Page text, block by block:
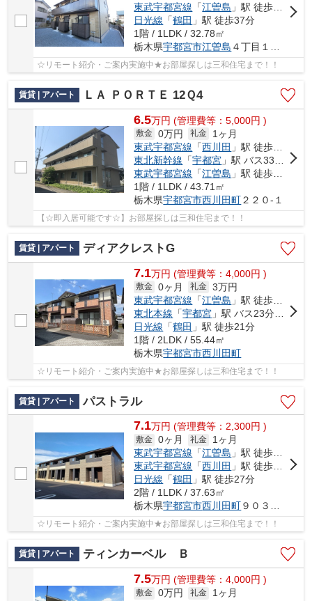
東武宇都宮線 「江曽島 」駅 徒歩18分
日光線 「鶴田 」駅 徒歩37分
1階 / 1LDK / 32.78㎡
栃木県宇都宮市江曽島 ４丁目１１３５-５
☆リモート紹介・ご案内実施中★お部屋探しは三和住宅まで！！
賃貸 | アパート ＬＡ ＰＯＲＴＥ 12Ｑ4
6.5万円 (管理費等：5,000円 )
敷金 0万円 礼金
1ヶ月
東武宇都宮線 「西川田 」駅 徒歩13分
東北新幹線 「宇都宮 」駅 バス33分 「西川田駅入口」 停歩17分
東武宇都宮線 「江曽島 」駅 徒歩35分
1階 / 1LDK / 43.71㎡
栃木県宇都宮市西川田町２２０-１
【☆即入居可能です☆】お部屋探しは三和住宅まで！！
賃貸 | アパート ディアクレストG
7.1万円 (管理費等：4,000円 )
敷金 0ヶ月 礼金 3万円
東武宇都宮線 「江曽島 」駅 徒歩14分
東北本線 「宇都宮 」駅 バス23分 「東原町」 停歩3分
日光線 「鶴田 」駅 徒歩21分
1階 / 2LDK / 55.44㎡
栃木県宇都宮市西川田町
☆リモート紹介・ご案内実施中★お部屋探しは三和住宅まで！！
賃貸 | アパート パストラル
7.1万円 (管理費等：2,300円 )
敷金 0ヶ月 礼金
1ヶ月
東武宇都宮線 「江曽島 」駅 徒歩18分
東武宇都宮線 「西川田 」駅 徒歩18分
日光線 「鶴田 」駅 徒歩27分
2階 / 1LDK / 37.63㎡
栃木県宇都宮市西川田町９０３番地１５
☆リモート紹介・ご案内実施中★お部屋探しは三和住宅まで！！
賃貸 | アパート ティンカーベル Ｂ
7.5万円 (管理費等：4,000円 )
敷金 0万円 礼金
1ヶ月